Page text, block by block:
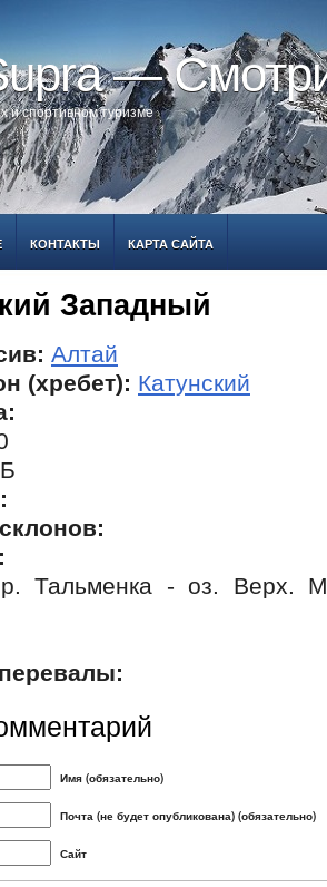
—
и спортивном туризме
КОНТАКТЫ КАРТА САЙТА
Западный
Алтай
(хребет): Катунский
р. Тальменка - оз. Верх.
Имя (обязательно)
Почта (не будет опубликована) (обязательно)
Сайт